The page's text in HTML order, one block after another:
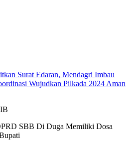
Surat Edaran, Mendagri Imbau
Wujudkan Pilkada 2024 Aman
SBB Di Duga Memiliki Dosa